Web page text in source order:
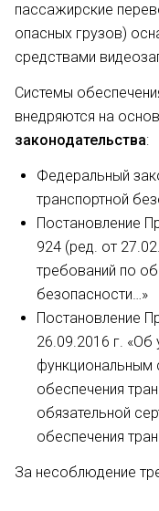
пассажирские
опасных грузов)
средствами
Системы
внедряются на
законодательства:
Федеральный
транспортной
Постановление
924 (ред. от
требований по
безопасности…»
Постановление
26.09.2016 г.
функциональным
обеспечения
обязательной
обеспечения
За несоблюдение